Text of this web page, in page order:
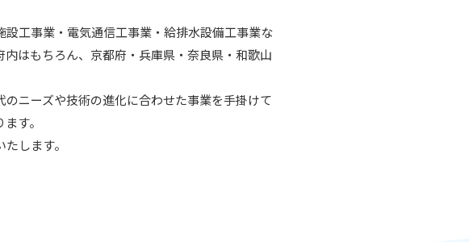
工事業・電気通信工事業・給排水設備工事業な
はもちろん、京都府・兵庫県・奈良県・和歌山
ニーズや技術の進化に合わせた事業を手掛けて
す。
します。